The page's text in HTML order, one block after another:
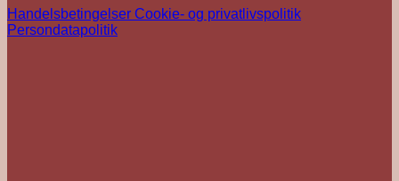
Handelsbetingelser Cookie- og privatlivspolitik
Persondatapolitik